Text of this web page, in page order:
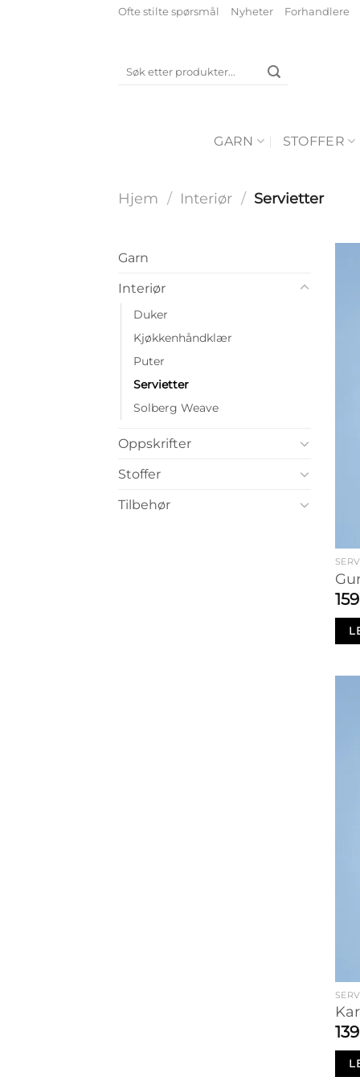
Ofte stilte spørsmål Nyheter Forhandlere
etter:
GARN STOFFER
Hjem / Interiør / Servietter
Garn
Interiør
Duker
Kjøkkenhåndklær
Puter
Servietter
Solberg Weave
Oppskrifter
Stoffer
Tilbehør